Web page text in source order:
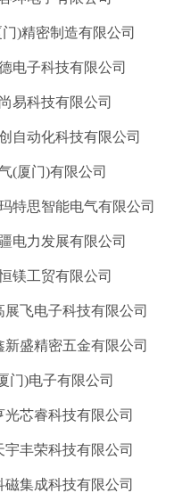
星空电子（中国）官方网站
加入我们
精密制造有限公司
子科技有限公司
科技有限公司
动化科技有限公司
厦门)有限公司
思智能电气有限公司
力发展有限公司
工贸有限公司
飞电子科技有限公司
盛精密五金有限公司
)电子有限公司
芯睿科技有限公司
丰荣科技有限公司
集成科技有限公司